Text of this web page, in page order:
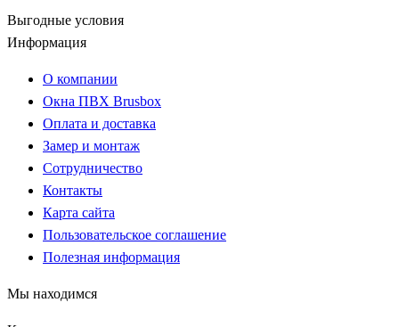
Выгодные условия
Информация
О компании
Окна ПВХ Brusbox
Оплата и доставка
Замер и монтаж
Сотрудничество
Контакты
Карта сайта
Пользовательское соглашение
Полезная информация
Мы находимся